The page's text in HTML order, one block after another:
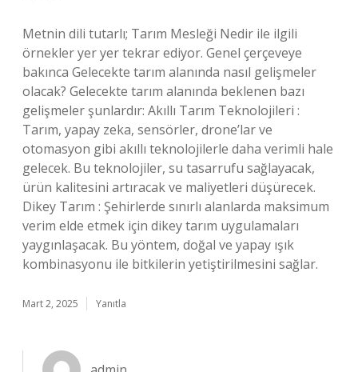
Metnin dili tutarlı; Tarım Mesleği Nedir ile ilgili
örnekler yer yer tekrar ediyor. Genel çerçeveye
bakınca Gelecekte tarım alanında nasıl gelişmeler
olacak? Gelecekte tarım alanında beklenen bazı
gelişmeler şunlardır: Akıllı Tarım Teknolojileri :
Tarım, yapay zeka, sensörler, drone’lar ve
otomasyon gibi akıllı teknolojilerle daha verimli hale
gelecek. Bu teknolojiler, su tasarrufu sağlayacak,
ürün kalitesini artıracak ve maliyetleri düşürecek.
Dikey Tarım : Şehirlerde sınırlı alanlarda maksimum
verim elde etmek için dikey tarım uygulamaları
yaygınlaşacak. Bu yöntem, doğal ve yapay ışık
kombinasyonu ile bitkilerin yetiştirilmesini sağlar.
Mart 2, 2025 Yanıtla